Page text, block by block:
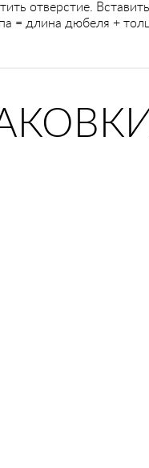
отверстие.
= длина дюбеля +